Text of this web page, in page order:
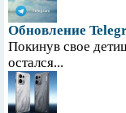
Обновление
Покинув свое
остался...